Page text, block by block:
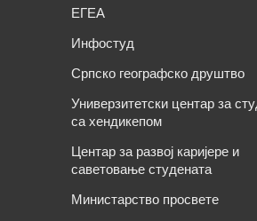
ЕГЕА
Инфостуд
Српско географско друштво
Универзитетски центар за
са хендикепом
Центар за развој каријере и
саветовање студената
Министарство просвете